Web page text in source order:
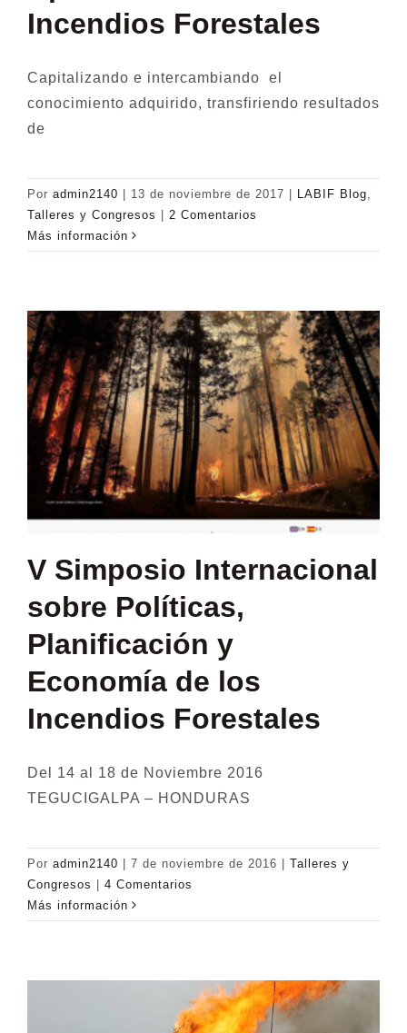
Incendios Forestales
Capitalizando e intercambiando el
conocimiento adquirido, transfiriendo resultados
de
Por admin2140 13 de noviembre de 2017 LABIF Blog
Talleres y Congresos
2 Comentarios
Más información
V Simposio Internacional
sobre Políticas,
Planificación y
Economía de los
Incendios Forestales
Del 14 al 18 de Noviembre 2016
TEGUCIGALPA – HONDURAS
Por admin2140 7 de noviembre de 2016
Talleres y
Congresos
4 Comentarios
Más información